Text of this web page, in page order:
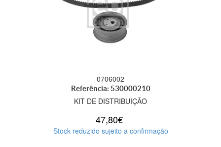
0706002
Referência: 530000210
KIT DE DISTRIBUIÇÃO
47,80€
Stock reduzido sujeito a confirmação